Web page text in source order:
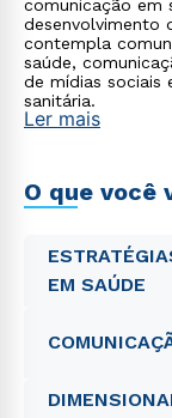
comunicação em
desenvolvimento
contempla
saúde,
de mídias sociais
sanitária.
Ler mais
O que você
EM SAÚDE